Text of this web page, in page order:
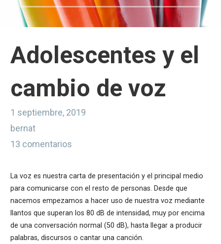
Adolescentes y el
cambio de voz
1 septiembre, 2019
bernat
13 comentarios
La voz es nuestra carta de presentación y el principal medio
para comunicarse con el resto de personas. Desde que
nacemos empezamos a hacer uso de nuestra voz mediante
llantos que superan los 80 dB de intensidad, muy por encima
de una conversación normal (50 dB), hasta llegar a producir
palabras, discursos o cantar una canción.